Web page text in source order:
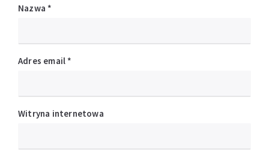
Nazwa *
Adres email *
Witryna internetowa